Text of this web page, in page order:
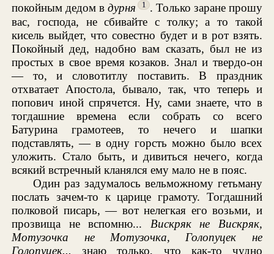
покойным дедом вдурня 1 . Только заране прошу
вас, господа, не сбивайте с толку; а то такой
кисель выйдет, что совестно будет и в рот взять.
Покойный дед, надобно вам сказать, был не из
простых в свое время козаков. Знал и твердо-он
— то, и словотитлу поставить. В праздник
отхватает Апостола, бывало, так, что теперь и
попович иной спрячется. Ну, сами знаете, что в
тогдашние времена если собрать со всего
Батурина грамотеев, то нечего и шапки
подставлять, — в одну горсть можно было всех
уложить. Стало быть, и дивиться нечего, когда
всякий встречный кланялся ему мало не в пояс.
Один раз задумалось вельможному гетьману
послать зачем-то к царице грамоту. Тогдашний
полковой писарь, — вот нелегкая его возьми, и
прозвища не вспомню... Вискряк не Вискряк,
Мотузочка не Мотузочка, Голопуцек не
Голопуцек...
знаю только, что как-то чудно